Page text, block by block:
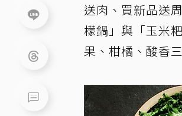
送肉、買新品送
檬鍋」與「玉米
果、柑橘、酸香